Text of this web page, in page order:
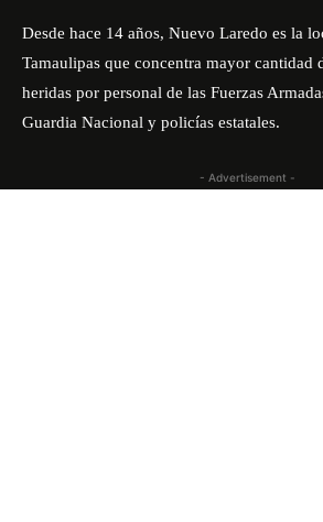
Desde hace 14 años, Nuevo Laredo es la
Tamaulipas que concentra mayor cantidad
heridas por personal de las Fuerzas
Guardia Nacional y policías estatales.
- Advertisement -